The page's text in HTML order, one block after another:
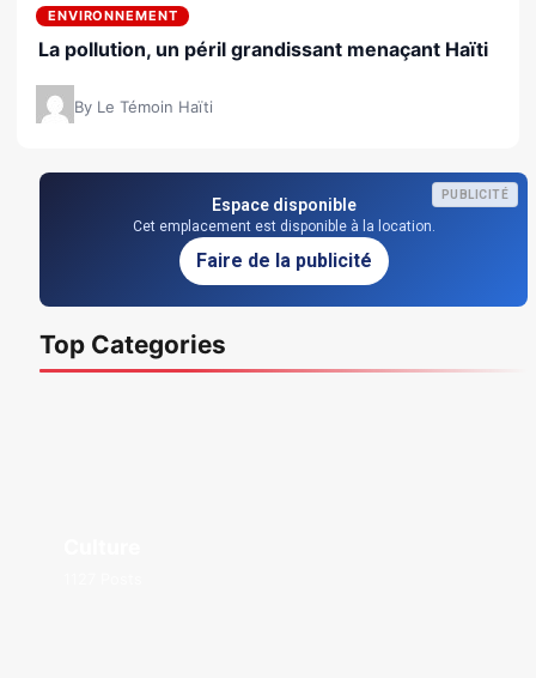
ENVIRONNEMENT
La pollution, un péril grandissant menaçant Haïti
By Le Témoin Haïti
PUBLICITÉ
Espace disponible
Cet emplacement est disponible à la location.
Faire de la publicité
Top Categories